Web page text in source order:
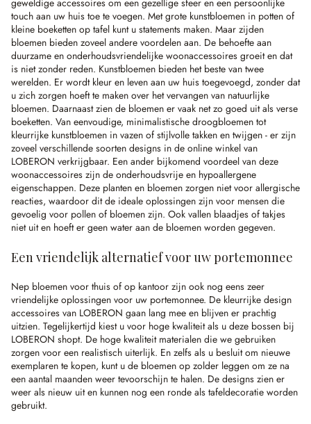
geweldige accessoires om een gezellige sfeer en een persoonlijke
touch aan uw huis toe te voegen. Met grote kunstbloemen in potten of
kleine boeketten op tafel kunt u statements maken. Maar zijden
bloemen bieden zoveel andere voordelen aan. De behoefte aan
duurzame en onderhoudsvriendelijke woonaccessoires groeit en dat
is niet zonder reden. Kunstbloemen bieden het beste van twee
werelden. Er wordt kleur en leven aan uw huis toegevoegd, zonder dat
u zich zorgen hoeft te maken over het vervangen van natuurlijke
bloemen. Daarnaast zien de bloemen er vaak net zo goed uit als verse
boeketten. Van eenvoudige, minimalistische droogbloemen tot
kleurrijke kunstbloemen in vazen of stijlvolle takken en twijgen - er zijn
zoveel verschillende soorten designs in de online winkel van
LOBERON verkrijgbaar. Een ander bijkomend voordeel van deze
woonaccessoires zijn de onderhoudsvrije en hypoallergene
eigenschappen. Deze planten en bloemen zorgen niet voor allergische
reacties, waardoor dit de ideale oplossingen zijn voor mensen die
gevoelig voor pollen of bloemen zijn. Ook vallen blaadjes of takjes
niet uit en hoeft er geen water aan de bloemen worden gegeven.
Een vriendelijk alternatief voor uw portemonnee
Nep bloemen voor thuis of op kantoor zijn ook nog eens zeer
vriendelijke oplossingen voor uw portemonnee. De kleurrijke design
accessoires van LOBERON gaan lang mee en blijven er prachtig
uitzien. Tegelijkertijd kiest u voor hoge kwaliteit als u deze bossen bij
LOBERON shopt. De hoge kwaliteit materialen die we gebruiken
zorgen voor een realistisch uiterlijk. En zelfs als u besluit om nieuwe
exemplaren te kopen, kunt u de bloemen op zolder leggen om ze na
een aantal maanden weer tevoorschijn te halen. De designs zien er
weer als nieuw uit en kunnen nog een ronde als tafeldecoratie worden
gebruikt.